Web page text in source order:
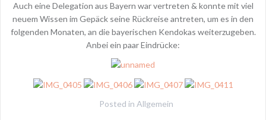
Auch eine Delegation aus Bayern war vertreten & konnte mit viel
neuem Wissen im Gepäck seine Rückreise antreten, um es in den
folgenden Monaten, an die bayerischen Kendokas weiterzugeben.
Anbei ein paar Eindrücke:
Posted in Allgemein